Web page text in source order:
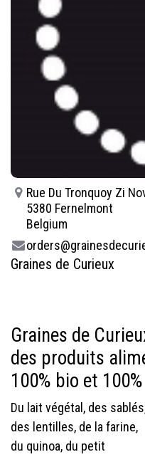
Rue Du Tronquoy Zi
5380 Fernelmont
Belgium
Graines de Curieux
Graines de
des produits
100% bio et
Du lait végétal, des
des lentilles, de la farine,
du quinoa, du petit